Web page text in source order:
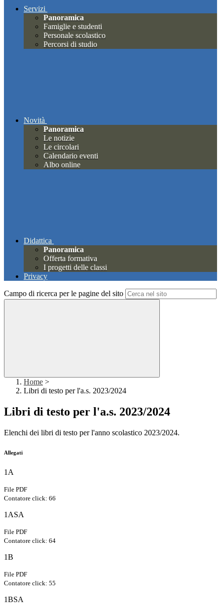
Servizi
Panoramica
Famiglie e studenti
Personale scolastico
Percorsi di studio
Novità
Panoramica
Le notizie
Le circolari
Calendario eventi
Albo online
Didattica
Panoramica
Offerta formativa
I progetti delle classi
Privacy
Campo di ricerca per le pagine del sito
Home >
Libri di testo per l'a.s. 2023/2024
Libri di testo per l'a.s. 2023/2024
Elenchi dei libri di testo per l'anno scolastico 2023/2024.
Allegati
1A
File PDF
Contatore click: 66
1ASA
File PDF
Contatore click: 64
1B
File PDF
Contatore click: 55
1BSA